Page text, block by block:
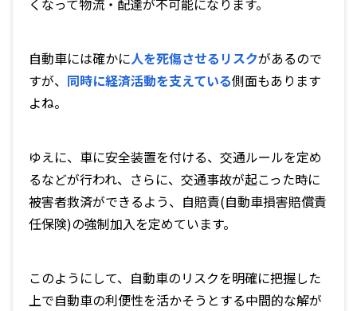
くなって物流・配達が不可能になります。
自動車には確かに人を死傷させるリスクがあるので
すが、 同時に経済活動を支えている側面もあります
よね。
ゆえに、車に安全装置を付ける、交通ルールを定め
るなどが行われ、さらに、交通事故が起こった時に
被害者救済ができるよう、自賠責(自動車損害賠償責
任保険)の強制加入を定めています。
このようにして、自動車のリスクを明確に把握した
上で自動車の利便性を活かそうとする中間的な解が